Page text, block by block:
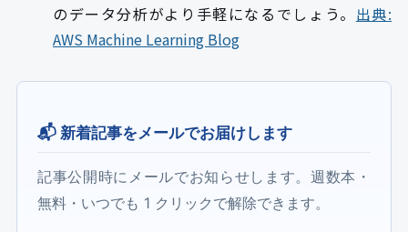
のデータ分析がより手軽になるでしょう。 出典:
AWS Machine Learning Blog
📬 新着記事をメールでお届けします
記事公開時にメールでお知らせします。週数本・
無料・いつでも 1 クリックで解除できます。